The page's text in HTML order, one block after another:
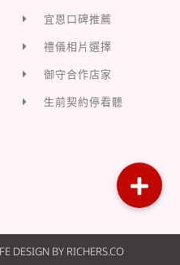
宜恩口碑推薦
禮儀相片選擇
御守合作店家
生前契約停看聽
DESIGN BY RICHERS.CO